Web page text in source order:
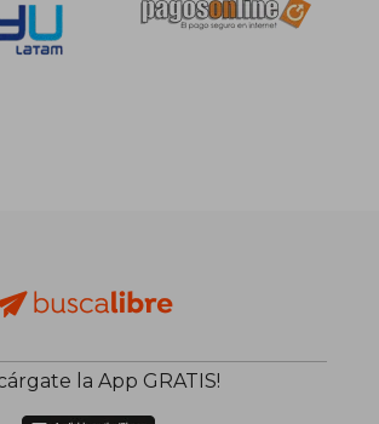
la App GRATIS!